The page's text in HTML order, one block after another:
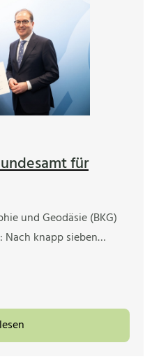
für
und Geodäsie (BKG)
Nach knapp sieben…